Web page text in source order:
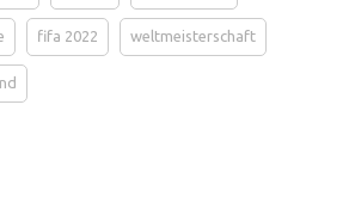
fifa 2022 weltmeisterschaft